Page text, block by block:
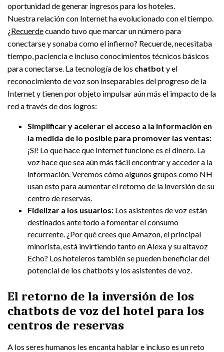
oportunidad de generar ingresos para los hoteles.
Nuestra relación con Internet ha evolucionado con el tiempo.
¿Recuerdecuando tuvo que marcar un número para
conectarse y sonaba como el infierno? Recuerde, necesitaba
tiempo, paciencia e incluso conocimientos técnicos básicos
para conectarse. La tecnología de los chatbot y el
reconocimiento de voz son inseparables del progreso de la
Internet y tienen por objeto impulsar aún más el impacto de la
red a través de dos logros:
Simplificar y acelerar el acceso a la información en
la medida de lo posible para promover las ventas:
¡Sí! Lo que hace que Internet funcione es el dinero. La
voz hace que sea aún más fácil encontrar y acceder a la
información. Veremos cómo algunos grupos como NH
usan esto para aumentar el retorno de la inversión de su
centro de reservas.
Fidelizar a los usuarios: Los asistentes de voz están
destinados ante todo a fomentar el consumo
recurrente. ¿Por qué crees que Amazon, el principal
minorista, está invirtiendo tanto en Alexa y su altavoz
Echo? Los hoteleros también se pueden beneficiar del
potencial de los chatbots y los asistentes de voz.
El retorno de la inversión de los
chatbots de voz del hotel para los
centros de reservas
A los seres humanos les encanta hablar e incluso es un reto